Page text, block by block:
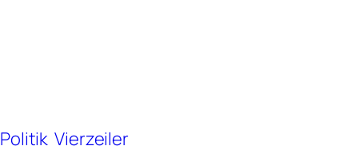
Politik Vierzeiler